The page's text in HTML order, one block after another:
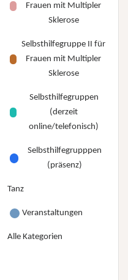
Frauen mit Multipler
Sklerose
Selbsthilfegruppe II für
Frauen mit Multipler
Sklerose
Selbsthilfegruppen
(derzeit
online/telefonisch)
Selbsthilfegrupppen
(präsenz)
Tanz
Veranstaltungen
Alle Kategorien